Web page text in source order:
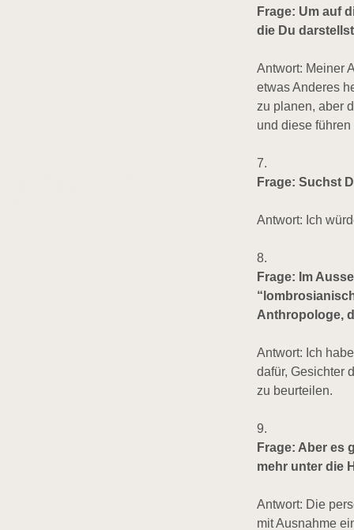
Frage: Um auf
die Du
Antwort: Meiner
etwas Anderes
zu planen, aber
und diese
7.
Frage: Suchst
Antwort: Ich
8.
Frage: Im
Anthropologe,
Antwort: Ich
dafür, Gesichter
zu beurteilen.
9.
Frage: Aber es
mehr unter die
Antwort: Die
mit Ausnahme